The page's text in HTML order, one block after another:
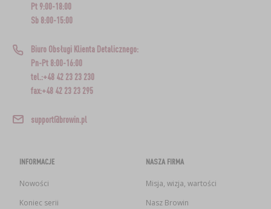
Pt 9:00-18:00
Sb 8:00-15:00
Biuro Obsługi Klienta Detalicznego:
Pn-Pt 8:00-16:00
tel.:+48 42 23 23 230
fax:+48 42 23 23 295
support@browin.pl
INFORMACJE
Nowości
Koniec serii
NASZA FIRMA
Misja, wizja, wartości
Nasz Browin